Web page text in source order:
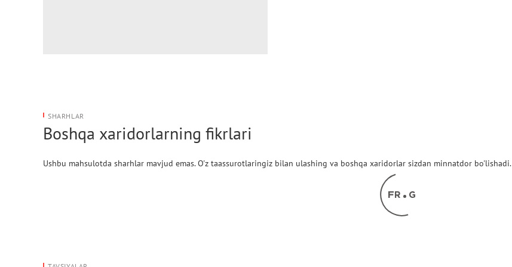
SHARHLAR
Boshqa xaridorlarning fikrlari
Ushbu mahsulotda sharhlar mavjud emas. O'z taassurotlaringiz bilan ulashing va boshqa xaridorlar sizdan minnatdor bo'lishadi.